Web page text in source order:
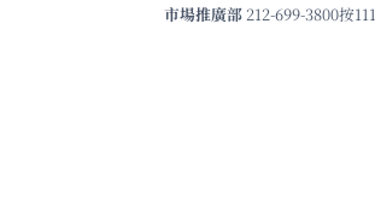
市場推廣部 212-699-3800按111